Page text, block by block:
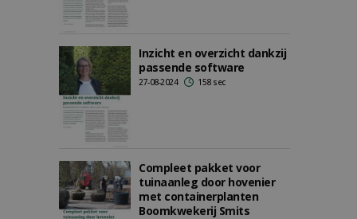
Inzicht en overzicht dankzij
passende software
27-08-2024 158 sec
Compleet pakket voor
tuinaanleg door hovenier
met containerplanten
Boomkwekerij Smits